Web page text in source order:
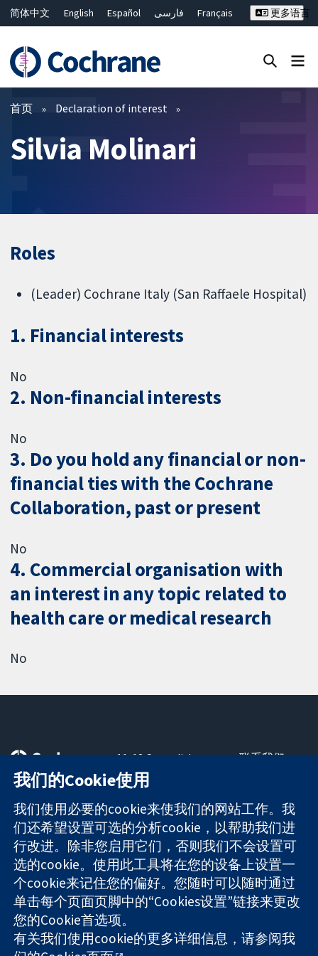
简体中文 English Español فارسی
Français
ไทย
繁體中文
更多语言
过滤
首页 Declaration of interest
Silvia Molinari
Roles
(Leader) Cochrane Italy (San Raffaele Hospital)
1. Financial interests
No
2. Non-financial interests
No
3. Do you hold any financial or non-
financial ties with the Cochrane
Collaboration, past or present
No
4. Commercial organisation with
an interest in any topic related to
health care or medical research
No
可信任的证据
知情决定
更完善的医疗健
康
11-13 Cavendish
Square
London
W1G 0AN
United Kingdom
联系我们
关于我们
工作机会
Cochrane
Library
The Cochrane Collaboration is a charity (no. 1045921) and a
company limited by guarantee (no. 03044323) registered in
England & Wales. VAT registration number GB 718 2127 49.
我们的Cookie使用
我们使用必要的cookie来使我们的网站工作。我
们还希望设置可选的分析cookie，以帮助我们进
行改进。除非您启用它们，否则我们不会设置可
选的cookie。使用此工具将在您的设备上设置一
个cookie来记住您的偏好。您随时可以随时通过
单击每个页面页脚中的“Cookies设置”链接来更改
您的Cookie首选项。
有关我们使用cookie的更多详细信息，请参阅我